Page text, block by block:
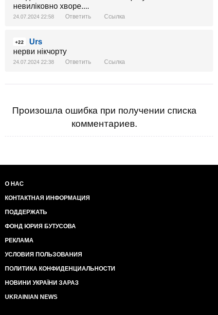
невиліковно хворе....
24.07.2024 22:58 Ответить Ссылка
+22
Urs
нерви нікчорту
24.07.2024 22:38 Ответить Ссылка
Произошла ошибка при получении списка
комментариев.
О НАС
КОНТАКТНАЯ ИНФОРМАЦИЯ
ПОДДЕРЖАТЬ
ФОНД ЮРИЯ БУТУСОВА
РЕКЛАМА
УСЛОВИЯ ПОЛЬЗОВАНИЯ
ПОЛИТИКА КОНФИДЕНЦИАЛЬНОСТИ
НОВИНИ УКРАЇНИ ЗАРАЗ
UKRAINIAN NEWS